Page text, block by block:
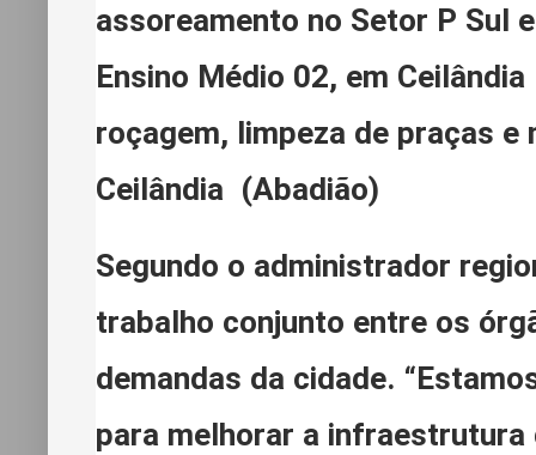
assoreamento no Setor P Sul
Ensino Médio 02, em
roçagem, limpeza de praças e
Ceilândia (Abadião)
Segundo o administrador
trabalho conjunto entre os
demandas da cidade.
para melhorar a infraestrutura